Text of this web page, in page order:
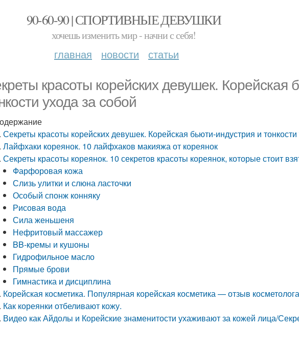
90-60-90 | СПОРТИВНЫЕ ДЕВУШКИ
хочешь изменить мир - начни с себя!
главная новости статьи
красоты корейских девушек. Корейская
ухода за собой
Секреты красоты корейских девушек. Корейская бьюти-индустрия и
Лайфхаки кореянок. 10 лайфхаков макияжа от кореянок
Секреты красоты кореянок. 10 секретов красоты кореянок, которые стоит
Фарфоровая кожа
Слизь улитки и слюна ласточки
Особый спонж конняку
Рисовая вода
Сила женьшеня
Нефритовый массажер
BB-кремы и кушоны
Гидрофильное масло
Прямые брови
Гимнастика и дисциплина
Корейская косметика. Популярная корейская косметика — отзыв косметолога
Как кореянки отбеливают кожу.
Видео как Айдолы и Корейские знаменитости ухаживают за кожей лица/